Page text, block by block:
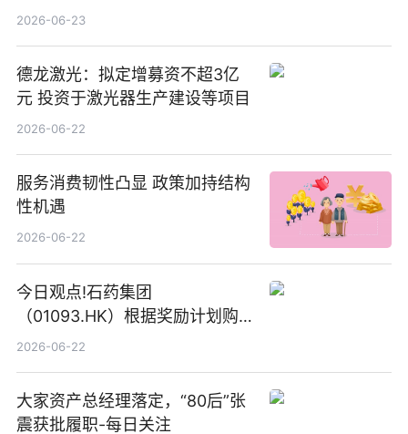
2026-06-23
德龙激光：拟定增募资不超3亿
元 投资于激光器生产建设等项目
2026-06-22
服务消费韧性凸显 政策加持结构
性机遇
2026-06-22
今日观点!石药集团
（01093.HK）根据奖励计划购
回580万股
2026-06-22
大家资产总经理落定，“80后”张
震获批履职-每日关注